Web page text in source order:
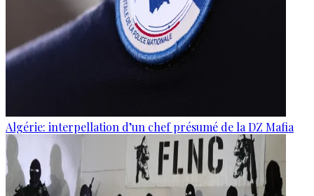
Algérie: interpellation d’un chef présumé de la DZ Mafia